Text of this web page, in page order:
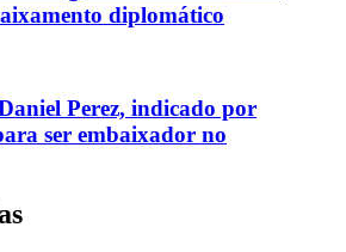
diplomático
Perez, indicado por
ser embaixador no